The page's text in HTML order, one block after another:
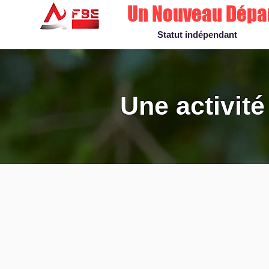
Un Nouveau
Statut indépendant
mc051225
Une